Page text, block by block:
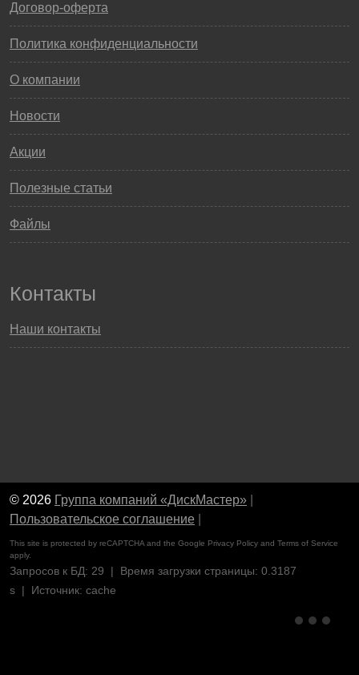
Договор-оферта
Политика конфиденциальности
О компании
Новости
Акции
Полезные статьи
Файлы
Контакты
Наши контакты
© 2026 Группа компаний «ДискМастер»
Пользовательское соглашение
This site is protected by reCAPTCHA and the Google Privacy Policy and Terms of Service
apply.
Запросов к БД: 29 | Время загрузки страницы: 0.3187
s | Источник: cache